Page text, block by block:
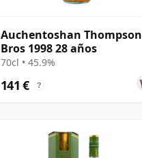
Auchentoshan Thompson
Bros 1998 28 años
70cl • 45.9%
141 € ?